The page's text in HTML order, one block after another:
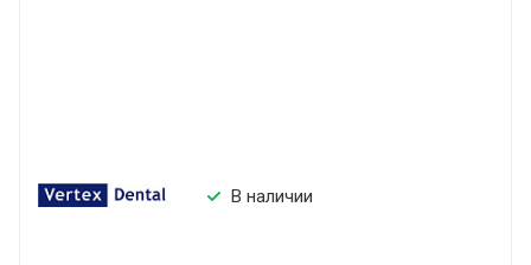
В наличии